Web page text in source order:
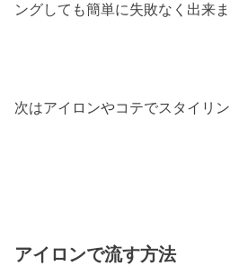
ングしても簡単に失敗なく出来ま
次はアイロンやコテでスタイリ
アイロンで流す方法